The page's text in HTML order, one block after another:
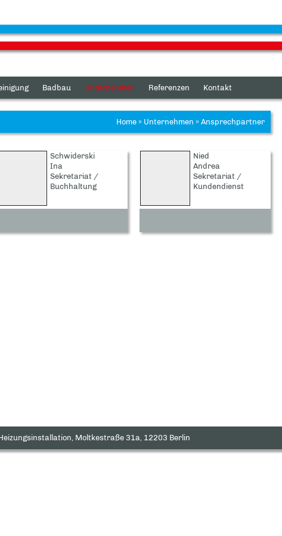
Badbau Unternehmen Referenzen Kontakt
Home » Unternehmen » Ansprechpartner
Schwiderski
Ina
Sekretariat /
Buchhaltung
Nied
Andrea
Sekretariat /
Kundendienst
Moltkestraße 31a, 12203 Berlin